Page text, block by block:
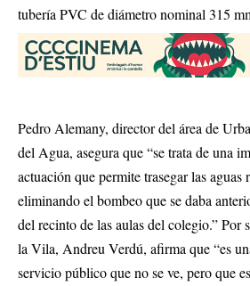
tubería PVC de diámetro nominal 315
Pedro Alemany, director del área de
del Agua, asegura que “se trata de una
actuación que permite trasegar las aguas
eliminando el bombeo que se daba
del recinto de las aulas del colegio.” Por
la Vila, Andreu Verdú, afirma que “es
servicio público que no se ve, pero que